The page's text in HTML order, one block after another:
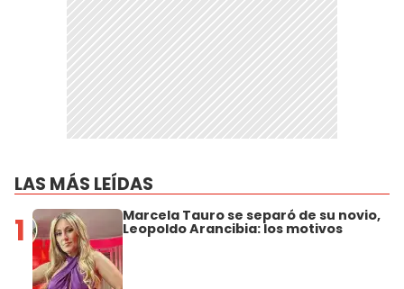
LAS MÁS LEÍDAS
1 Marcela Tauro se separó de su novio,
Leopoldo Arancibia: los motivos